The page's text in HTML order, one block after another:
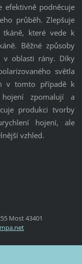
efektivně podněcuje
průběh. Zlepšuje
které vede k
Běžné způsoby
v oblasti rány. Díky
světla
v tomto případě k
zpomalují a
produkci tvorby
hojení, ale
vzhled.
Most43401
t